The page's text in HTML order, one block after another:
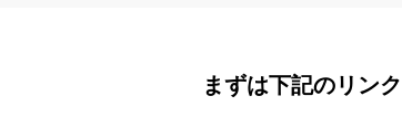
まずは下記のリン